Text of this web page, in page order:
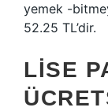
yemek -
52.25 TL’dir.
LISE